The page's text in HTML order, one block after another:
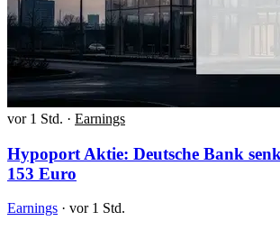
vor 1 Std. · Earnings
Hypoport Aktie: Deutsche Bank
153 Euro
Earnings · vor 1 Std.